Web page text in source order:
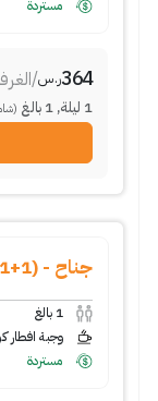
مستردة
364ر.س/
1 ليلة,
1 بالغ
جناح - (1+1 deluxe suite)
1 بالغ
وجبة افطار
مستردة